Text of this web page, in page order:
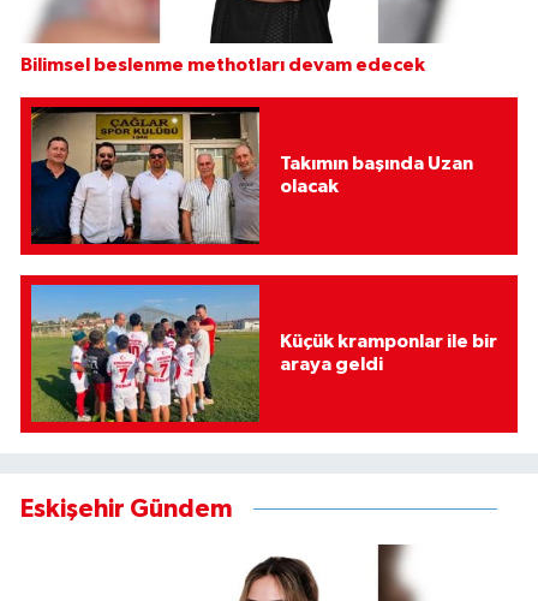
Bilimsel beslenme methotları devam edecek
Takımın başında Uzan
olacak
Küçük kramponlar ile bir
araya geldi
Eskişehir Gündem